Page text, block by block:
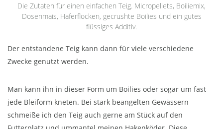
Die Zutaten für einen einfachen Teig. Micropellets, Boiliemix,
Dosenmais, Haferflocken, gecrushte Boilies und ein gutes
flüssiges Additiv.
Der entstandene Teig kann dann für viele verschiedene
Zwecke genutzt werden.
Man kann ihn in dieser Form um Boilies oder sogar um fast
jede Bleiform kneten. Bei stark beangelten Gewässern
schmeiße ich den Teig auch gerne am Stück auf den